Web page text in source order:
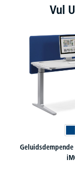
Productgalerij overslaan
Vul